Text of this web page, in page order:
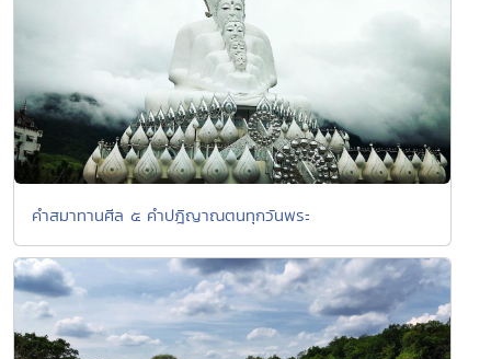
คำสมาทานศีล ๕ คำปฎิญาณตนทุกวันพระ